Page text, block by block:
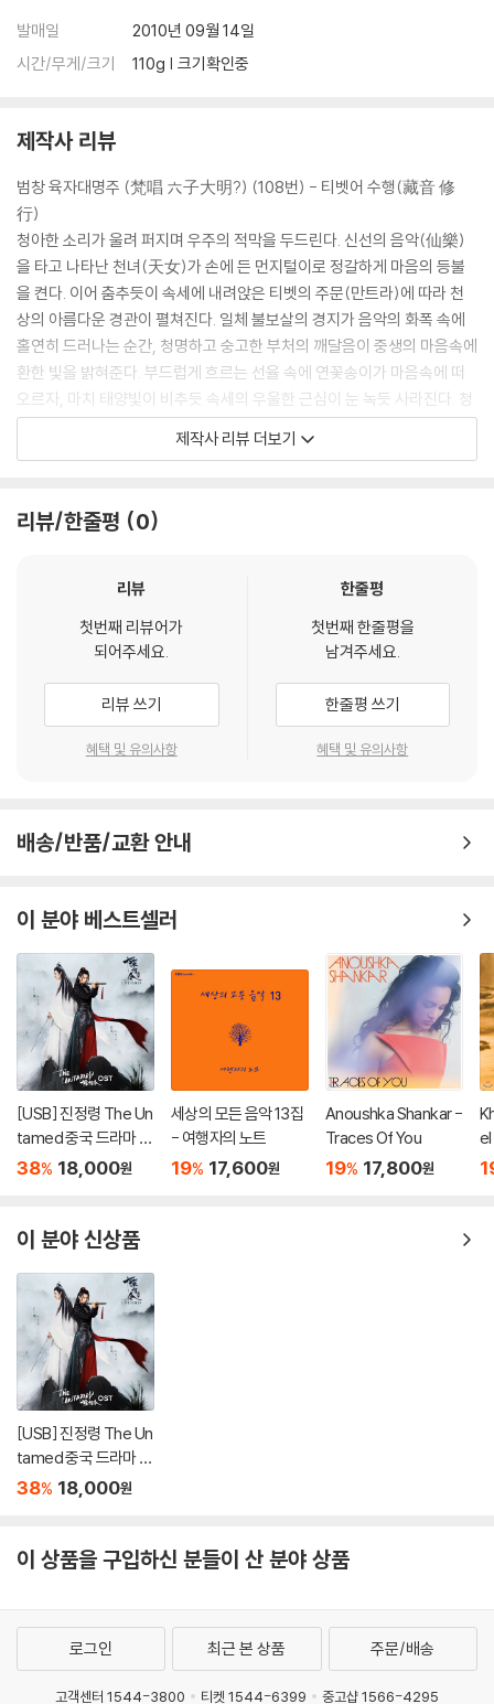
발매일
2010년 09월 14일
시간/무게/크기
110g | 크기확인중
제작사 리뷰
범창 육자대명주 (梵唱 六子大明?) (108번) - 티벳어 수행(藏音 修
行)
청아한 소리가 울려 퍼지며 우주의 적막을 두드린다. 신선의 음악(仙樂)
을 타고 나타난 천녀(天女)가 손에 든 먼지털이로 정갈하게 마음의 등불
을 켠다. 이어 춤추듯이 속세에 내려앉은 티벳의 주문(만트라)에 따라 천
상의 아름다운 경관이 펼쳐진다. 일체 불보살의 경지가 음악의 화폭 속에
홀연히 드러나는 순간, 청명하고 숭고한 부처의 깨달음이 중생의 마음속에
환한 빛을 밝혀준다. 부드럽게 흐르는 선율 속에 연꽃송이가 마음속에 떠
오르자, 마치 태양빛이 비추듯 속세의 우울한 근심이 눈 녹듯 사라진다. 청
풍명월(淸風明月)을 타고 영롱한 지혜가 나타나면 오래된 거문고가 속세
의 탁한 기운을 씻어내듯 일체근심을 저 멀리 털어내고 소탈한 멋만이 남
본「범창 육자대명주」는 고쟁(古箏), 이호(二胡, 얼후), 적자(笛子) 연주
함께 극락에 있는 듯한 선경(仙境)을 느끼면서 몸과 마음에 맑은 기운이
할 수도 없는 불보살의 공덕과 위엄이 아득히 느껴지리라…
범창 대비주(梵唱 大悲?) - 티벳어 수행(藏音 修行)
고쟁, 이호, 비파, 적자, 제금(提琴-바라), 목어, 인경(引磬) 등을 통해 불
교음악의 우아하고도 생동감 넘치는 매력을 전해준다. 음계 하나하나가 마
경건하고 정성스러운 마음으로 주문을 외우면 관세음보살의 대자대비한
다.
장음 육자대명주(藏音 六字大明呪) - 티벳어 수행(藏音 修行)
청명하게「옴」하고 울리는 경쇠 소리를 따라 티벳에서 전래된 육자대명주
가 울려 퍼진다. 마치 드높은 티벳 고원에서 거행되는 티벳 활불(活佛)의
계승의식에 참여한 듯하다. 이 염불을 외노라면 불보살(佛菩薩, 부처와
보살)과 금강살타(金剛薩?) 등 법력의 수호를 받고 몸과 마음에 밝은 기
운이 들어와, 모든 기도가 뜻하는 대로 이루어진다.
본「장음 육자대명주」는 티벳의 법음(法音)방식으로 불법의 대자대비(大
Product Supervisor : 이재길(李財吉, Richard Tsai-Chi Lee)
Producer : 강준언(江俊彦, Jin Yann Jiang)
Arranger : 孫?東(손환동)
Vocals : "승홍(乘弘, Cheng Hormg), 승원(乘願)" 영중경송(領衆敬
頌)
Performer : 유송휘(劉松輝, Song Huei Liou), 경아(景雅)
Instruments : 얼후(二胡, 이호, Er-hu), 남호(南胡, Nanhu), 고쟁(古
箏, Ku-cheng), 적자(笛子, Di Zi, Bamboo Flute), 목어(木魚, Woo
den Fish Drum), 비파(琵琶, Pi-pa), Synthesizer
제작사 리뷰 더보기
리뷰/한줄평 0
리뷰
첫번째 리뷰어가
되어주세요.
리뷰 쓰기
혜택 및 유의사항
한줄평
첫번째 한줄평을
남겨주세요.
한줄평 쓰기
혜택 및 유의사항
배송/반품/교환 안내
이 분야 베스트셀러
[USB] 진정령 The Un
tamed 중국 드라마 O
ST 사운드트랙
38% 18,000원
세상의 모든 음악 13집
- 여행자의 노트
19% 17,600원
Anoushka Shankar -
Traces Of You
19% 17,800원
이 분야 신상품
[USB] 진정령 The Un
tamed 중국 드라마 O
ST 사운드트랙
38% 18,000원
이 상품을 구입하신 분들이 산 분야 상품
로그인 최근 본 상품 주문/배송
고객센터 1544-3800 티켓 1544-6399 중고샵 1566-4295